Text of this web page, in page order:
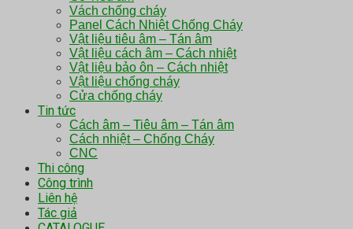
Vách chống cháy
Panel Cách Nhiệt Chống Cháy
Vật liệu tiêu âm – Tán âm
Vật liệu cách âm – Cách nhiệt
Vật liệu bảo ôn – Cách nhiệt
Vật liệu chống cháy
Cửa chống cháy
Tin tức
Cách âm – Tiêu âm – Tán âm
Cách nhiệt – Chống Cháy
CNC
Thi công
Công trình
Liên hệ
Tác giả